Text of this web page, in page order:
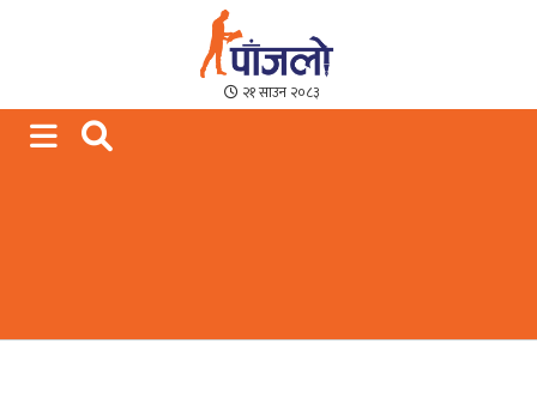
Paajalo News
We are from Far West Nepal
२१ साउन २०८३